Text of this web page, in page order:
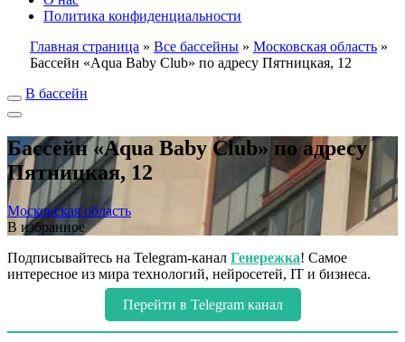
Политика конфиденциальности
Главная страница » Все бассейны » Московская область »
Бассейн «Aqua Baby Club» по адресу Пятницкая, 12
В бассейн
Бассейн «Aqua Baby Club» по адресу
Пятницкая, 12
Московская область
В избранное
Подписывайтесь на Telegram-канал Генережка! Самое
интересное из мира технологий, нейросетей, IT и бизнеса.
Перейти в Telegram канал